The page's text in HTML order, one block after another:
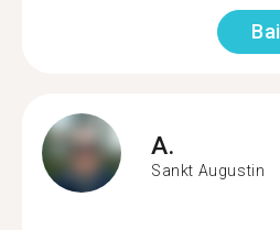
A.
Sankt Augustin